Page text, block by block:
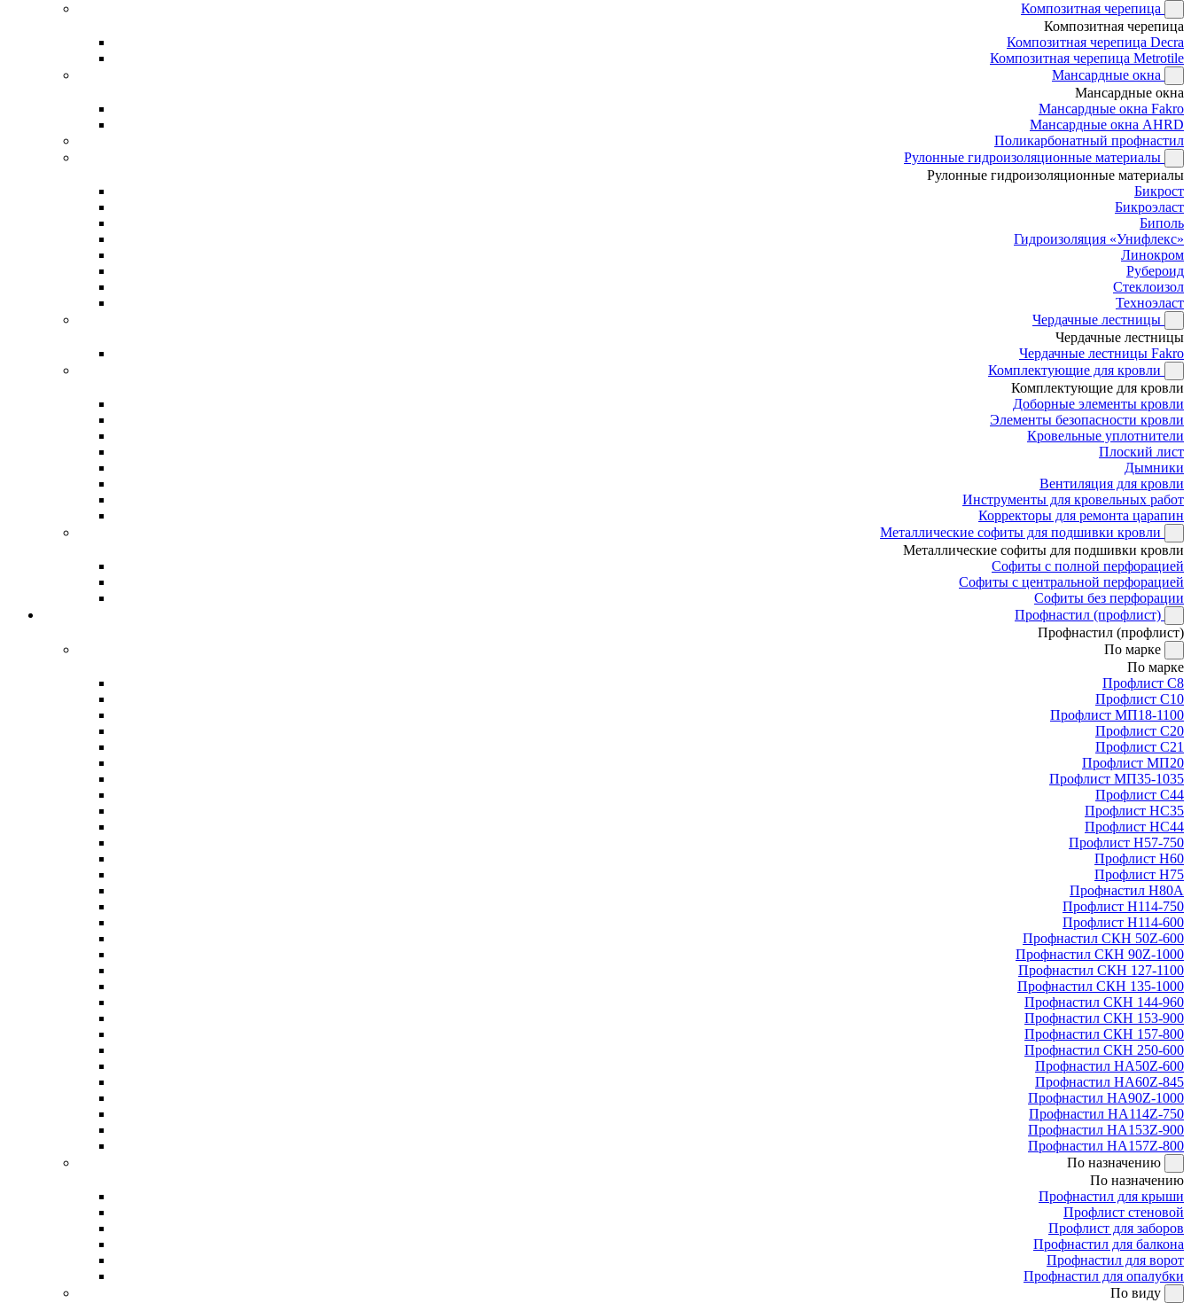
Композитная черепица
Композитная черепица
Композитная черепица Decra
Композитная черепица Metrotile
Мансардные окна
Мансардные окна
Мансардные окна Fakro
Мансардные окна AHRD
Поликарбонатный профнастил
Рулонные гидроизоляционные материалы
Рулонные гидроизоляционные материалы
Бикрост
Бикроэласт
Биполь
Гидроизоляция «Унифлекс»
Линокром
Рубероид
Стеклоизол
Техноэласт
Чердачные лестницы
Чердачные лестницы
Чердачные лестницы Fakro
Комплектующие для кровли
Комплектующие для кровли
Доборные элементы кровли
Элементы безопасности кровли
Кровельные уплотнители
Плоский лист
Дымники
Вентиляция для кровли
Инструменты для кровельных работ
Корректоры для ремонта царапин
Металлические софиты для подшивки кровли
Металлические софиты для подшивки кровли
Софиты с полной перфорацией
Софиты с центральной перфорацией
Софиты без перфорации
Профнастил (профлист)
Профнастил (профлист)
По марке
По марке
Профлист С8
Профлист С10
Профлист МП18-1100
Профлист С20
Профлист С21
Профлист МП20
Профлист МП35-1035
Профлист С44
Профлист НС35
Профлист НС44
Профлист Н57-750
Профлист Н60
Профлист Н75
Профнастил Н80А
Профлист Н114-750
Профлист Н114-600
Профнастил СКН 50Z-600
Профнастил СКН 90Z-1000
Профнастил СКН 127-1100
Профнастил СКН 135-1000
Профнастил СКН 144-960
Профнастил СКН 153-900
Профнастил СКН 157-800
Профнастил СКН 250-600
Профнастил НА50Z-600
Профнастил НА60Z-845
Профнастил НА90Z-1000
Профнастил НА114Z-750
Профнастил НА153Z-900
Профнастил НА157Z-800
По назначению
По назначению
Профнастил для крыши
Профлист стеновой
Профлист для заборов
Профнастил для балкона
Профнастил для ворот
Профнастил для опалубки
По виду